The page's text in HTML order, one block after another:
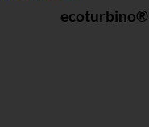
ecoturbino®